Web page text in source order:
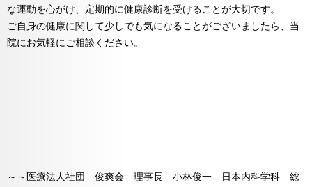
な運動を心がけ、定期的に健康診断を受けることが大切です。
ご自身の健康に関して少しでも気になることがございましたら、当
院にお気軽にご相談ください。
～～医療法人社団 俊爽会 理事長 小林俊一 日本内科学科 総